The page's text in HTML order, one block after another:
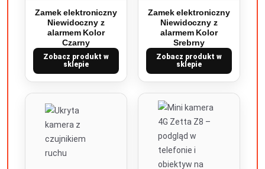
Zamek elektroniczny
Niewidoczny z
alarmem Kolor
Czarny
Zobacz produkt w
sklepie
Zamek elektroniczny
Niewidoczny z
alarmem Kolor
Srebrny
Zobacz produkt w
sklepie